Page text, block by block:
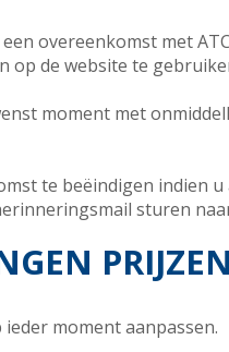
overeenkomst met
op de website te
moment met
te beëindigen indien
sturen
moment aanpassen.